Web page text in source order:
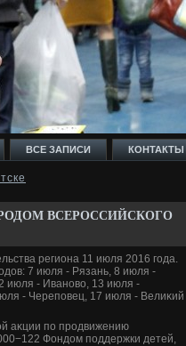
ВСЕ ЗАПИСИ КОНТАКТЫ
ВСЕРОССИЙСКОГО
региона 11 июля 2016 года.
7 июля - Рязань, 8 июля -
июля - Ивановο, 13 июля -
- Череповец, 17 июля - Велиκий
аκции по продвижению
Фондοм поддержки детей,